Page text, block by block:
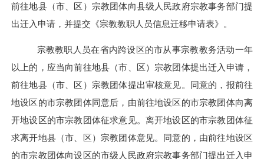
前往地县（市、区）宗教团体向县级人民政府宗教事务部门提
出迁入申请，并提交《宗教教职人员信息迁移申请表》。
宗教教职人员在省内跨设区的市从事宗教教务活动一年
以上的，应当向前往地县（市、区）宗教团体提出迁入申请，
前往地县（市、区）宗教团体提出审核意见。同意的，报前往
地设区的市宗教团体同意后，由前往地设区的市宗教团体向离
开地设区的市宗教团体征求意见。离开地设区的市宗教团体征
求离开地县（市、区）宗教团体意见。同意的，由前往地设区
的市宗教团体向设区的市级人民政府宗教事务部门提出迁入申